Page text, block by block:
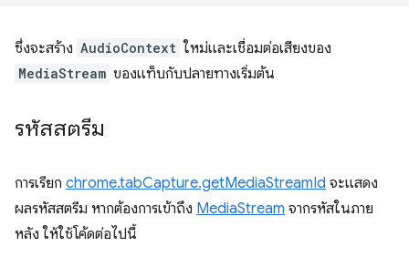
ซึ่งจะสร้าง AudioContext ใหม่และเชื่อมต่อเสียงของ
MediaStream ของแท็บกับปลายทางเริ่มต้น
รหัสสตรีม
การเรียก chrome.tabCapture.getMediaStreamId จะแสดง
ผลรหัสสตรีม หากต้องการเข้าถึง MediaStream จากรหัสในภาย
หลัง ให้ใช้โค้ดต่อไปนี้